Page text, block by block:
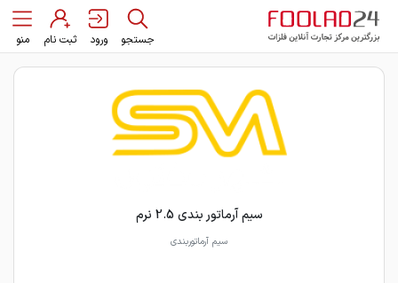
جستجو ورود ثبت نام منو
سیم آرماتور بندی 2.5 نرم
سیم آرماتوربندی